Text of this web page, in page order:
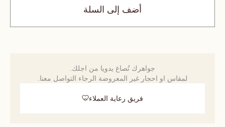
أضف إلى السلة
جواهرك تُصاغ يدويا من اجلك.
لمقاس او احجار غير المعروضة الرجاء التواصل معنا.
فريق رعاية العملاء